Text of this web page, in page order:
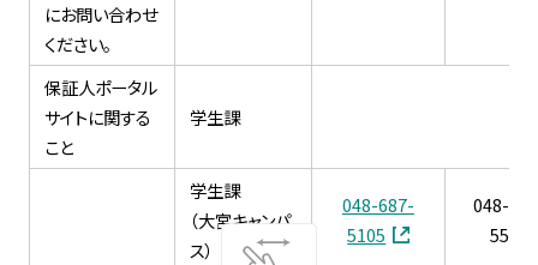
にお問い合わせ
ください。
保証人ポータル
サイトに関する
こと
学生課
学生課
（大宮キャンパ
ス）
048-687-
5105
048-
5573